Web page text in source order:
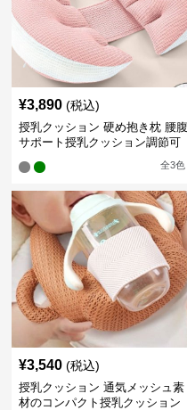
¥3,890 (税込)
授乳クッション 硬め抱き枕 腰腹
サポート授乳クッション調節可
全3色
¥3,540 (税込)
授乳クッション 通気メッシュ素
材のコンパクト授乳クッション